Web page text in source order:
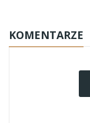
KOMENTARZE